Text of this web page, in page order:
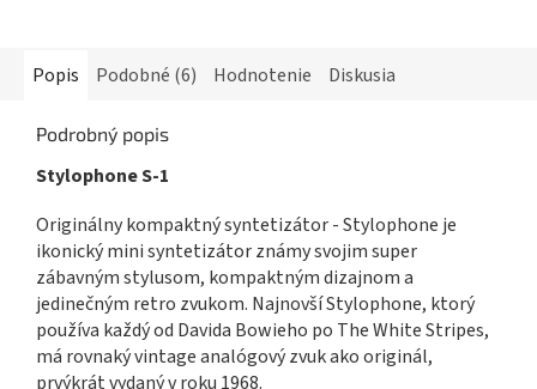
Popis Podobné (6) Hodnotenie Diskusia
Podrobný popis
Stylophone S-1
Originálny kompaktný syntetizátor - Stylophone je
ikonický mini syntetizátor známy svojim super
zábavným stylusom, kompaktným dizajnom a
jedinečným retro zvukom. Najnovší Stylophone, ktorý
používa každý od Davida Bowieho po The White Stripes,
má rovnaký vintage analógový zvuk ako originál,
prvýkrát vydaný v roku 1968.